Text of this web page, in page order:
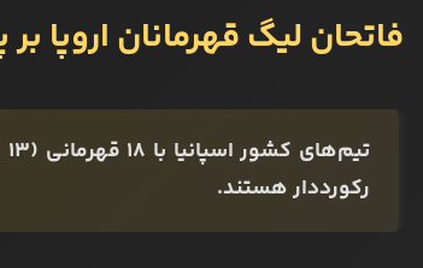
فاتحان لیگ قهرمانان اروپا
رکورددار هستند.